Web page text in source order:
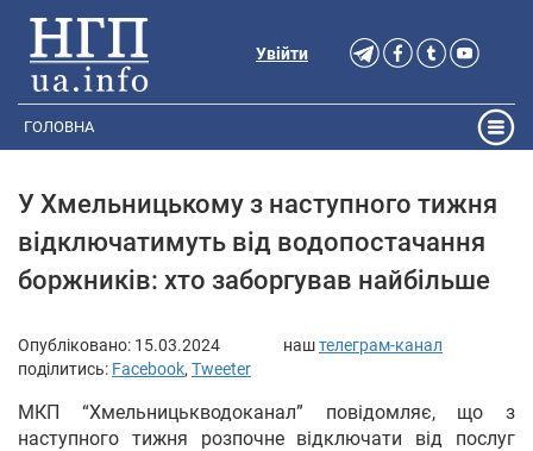
Увійти
ГОЛОВНА
У Хмельницькому з наступного тижня
відключатимуть від водопостачання
боржників: хто заборгував найбільше
Опубліковано: 15.03.2024 наштелеграм-канал
поділитись: Facebook, Tweeter
МКП “Хмельницькводоканал” повідомляє, що з
наступного тижня розпочне відключати від послуг